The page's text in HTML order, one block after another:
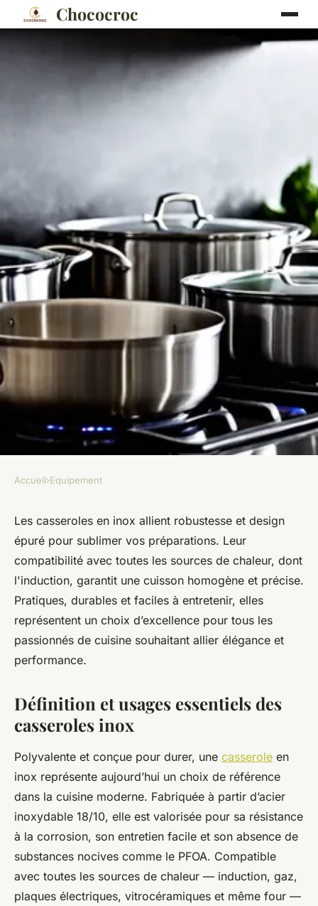
Chococroc
EQUIPEMENT
Les casseroles inox : élégance
et efficacité en cuisine
Ayden•25 juillet 2025 •7 min de lecture
Accueil›Equipement
Les casseroles en inox allient robustesse et design
épuré pour sublimer vos préparations. Leur
compatibilité avec toutes les sources de chaleur, dont
l'induction, garantit une cuisson homogène et précise.
Pratiques, durables et faciles à entretenir, elles
représentent un choix d’excellence pour tous les
passionnés de cuisine souhaitant allier élégance et
performance.
Définition et usages essentiels des
casseroles inox
Polyvalente et conçue pour durer, une casserole en
inox représente aujourd’hui un choix de référence
dans la cuisine moderne. Fabriquée à partir d’acier
inoxydable 18/10, elle est valorisée pour sa résistance
à la corrosion, son entretien facile et son absence de
substances nocives comme le PFOA. Compatible
avec toutes les sources de chaleur — induction, gaz,
plaques électriques, vitrocéramiques et même four —